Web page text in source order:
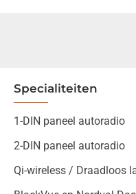
Specialiteiten
1-DIN paneel autoradio
2-DIN paneel autoradio
Qi-wireless / Draadloos